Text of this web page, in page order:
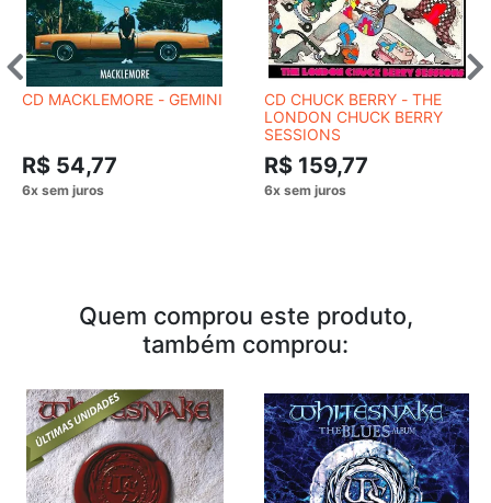
CD MACKLEMORE - GEMINI
R$ 54,77
CD CHUCK BERRY - THE
LONDON CHUCK BERRY
SESSIONS
R$ 159,77
Quem comprou este produto,
também comprou: